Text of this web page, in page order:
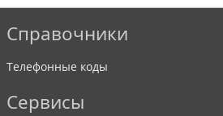
Справочники
Телефонные коды
Сервисы